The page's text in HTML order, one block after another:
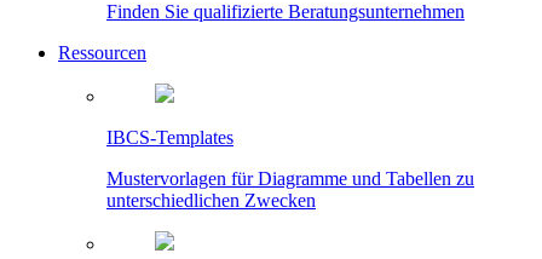
Finden Sie qualifizierte Beratungsunternehmen
Ressourcen
IBCS-Templates
Mustervorlagen für Diagramme und Tabellen zu
unterschiedlichen Zwecken